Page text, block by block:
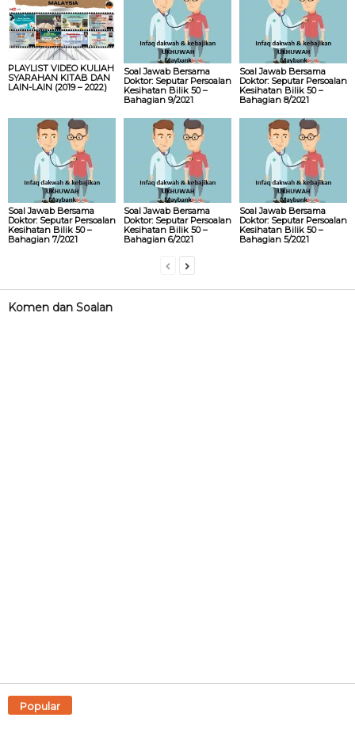
PLAYLIST VIDEO KULIAH
SYARAHAN KITAB DAN
LAIN-LAIN (2019 – 2022)
Soal Jawab Bersama
Doktor: Seputar Persoalan
Kesihatan Bilik 50 –
Bahagian 9/2021
Soal Jawab Bersama
Doktor: Seputar Persoalan
Kesihatan Bilik 50 –
Bahagian 8/2021
Soal Jawab Bersama
Doktor: Seputar Persoalan
Kesihatan Bilik 50 –
Bahagian 7/2021
Soal Jawab Bersama
Doktor: Seputar Persoalan
Kesihatan Bilik 50 –
Bahagian 6/2021
Soal Jawab Bersama
Doktor: Seputar Persoalan
Kesihatan Bilik 50 –
Bahagian 5/2021
Komen dan Soalan
Popular